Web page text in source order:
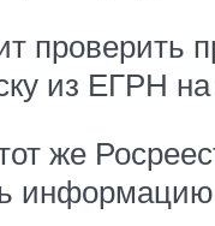
проверить
из ЕГРН
же